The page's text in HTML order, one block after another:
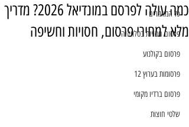
כל המאמרים
פרסום חסויות בטלוויזיה
פרסום בקולנוע
פרסומות בערוץ 12
פרסום ברדיו מקומי
שלטי חוצות
כמה עולה לפרסם במונדיאל 2026? מדריך
מלא למחירי פרסום, חסויות וחשיפה